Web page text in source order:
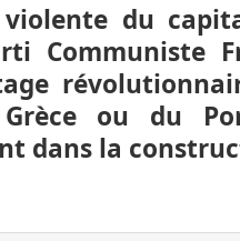
violente du
Communiste
ou du
dans la